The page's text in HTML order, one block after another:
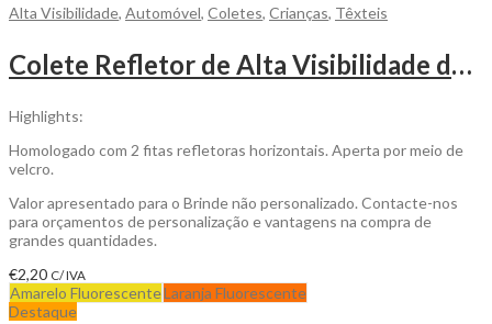
Alta Visibilidade, Automóvel, Coletes, Crianças, Têxteis
Colete Refletor de Alta Visibilidade de Criança para ser Personalizado
Highlights:
Homologado com 2 fitas refletoras horizontais. Aperta por meio de
velcro.
Valor apresentado para o Brinde não personalizado. Contacte-nos
para orçamentos de personalização e vantagens na compra de
grandes quantidades.
€2,20 C/ IVA
Amarelo FluorescenteLaranja Fluorescente
Destaque